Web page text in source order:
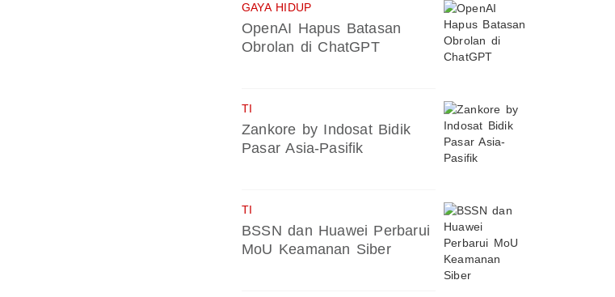
GAYA HIDUP
OpenAI Hapus Batasan
Obrolan di ChatGPT
TI
Zankore by Indosat Bidik
Pasar Asia-Pasifik
TI
BSSN dan Huawei Perbarui
MoU Keamanan Siber